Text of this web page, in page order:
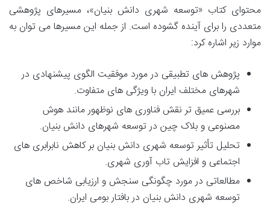
محتوای کتاب «توسعه شهری دانش بنیان»، مسیرهای پژوهشی
متعددی را برای آینده گشوده است. از جمله این مسیرها می توان به
موارد زیر اشاره کرد:
پژوهش های تطبیقی در مورد موفقیت الگوی پیشنهادی در
شهرهای مختلف ایران با ویژگی های متفاوت.
بررسی عمیق تر نقش فناوری های نوظهور مانند هوش
مصنوعی و بلاک چین در توسعه شهرهای دانش بنیان.
تحلیل تأثیر توسعه شهری دانش بنیان بر کاهش نابرابری های
اجتماعی و افزایش تاب آوری شهری.
مطالعاتی در مورد چگونگی سنجش و ارزیابی شاخص های
توسعه شهری دانش بنیان در بافتار بومی ایران.